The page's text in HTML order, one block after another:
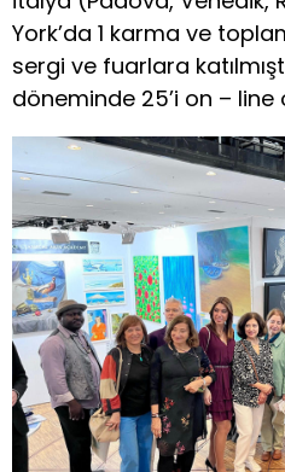
York’da 1 karma ve
sergi ve fuarlara
döneminde 25’i on –